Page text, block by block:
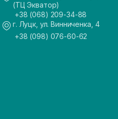
(ТЦ Экватор)
+38 (068) 209-34-88
г. Луцк, ул. Винниченка, 4
+38 (098) 076-60-62